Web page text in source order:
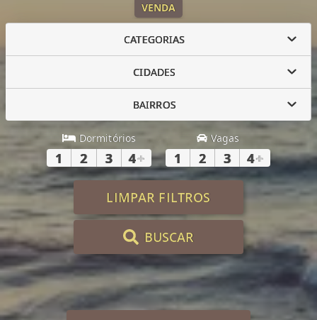
VENDA
CATEGORIAS
CIDADES
BAIRROS
Dormitórios
1 2 3 4+
Vagas
1 2 3 4+
LIMPAR FILTROS
BUSCAR